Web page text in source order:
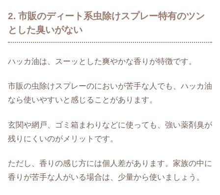
2. 市販のディート系虫除けスプレー特有のツン
とした臭いがない
ハッカ油は、スーッとした爽やかな香りが特徴です。
市販の虫除けスプレーのにおいが苦手な人でも、ハッカ油
なら使いやすいと感じることがあります。
玄関や網戸、ゴミ箱まわりなどに使っても、強い薬剤臭が
残りにくいのがメリットです。
ただし、香りの感じ方には個人差があります。家族の中に
香りが苦手な人がいる場合は、少量から使いましょう。